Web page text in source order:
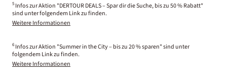
5 Infos zur Aktion "DERTOUR DEALS – Spar dir die Suche, bis zu 50 % Rabatt"
sind unter folgendem Link zu finden.
Weitere Informationen
6 Infos zur Aktion "Summer in the City – bis zu 20 % sparen" sind unter
folgendem Link zu finden.
Weitere Informationen